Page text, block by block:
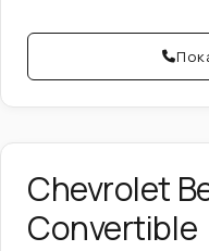
Chevrolet
Convertible